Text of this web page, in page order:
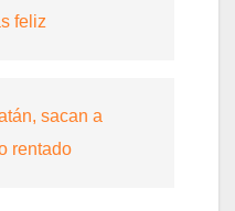
feliz
sacan a
rentado